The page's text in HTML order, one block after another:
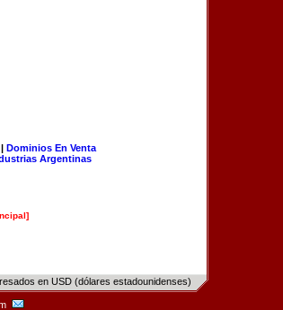
| Dominios En Venta
Argentinas
en USD (dólares estadounidenses)